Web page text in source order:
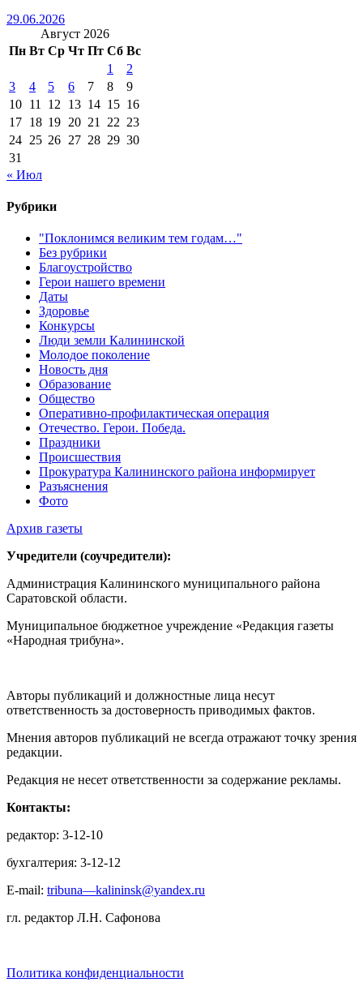
29.06.2026
Август 2026
Пн Вт Ср Чт Пт Сб Вс
1
2
3
4 5 6 7 8
9
10 11 12 13 14 15 16
17 18 19 20 21 22 23
24 25 26 27 28 29 30
31
« Июл
Рубрики
"Поклонимся великим тем годам…"
Без рубрики
Благоустройство
Герои нашего времени
Даты
Здоровье
Конкурсы
Люди земли Калининской
Молодое поколение
Новость дня
Образование
Общество
Оперативно-профилактическая операция
Отечество. Герои. Победа.
Праздники
Происшествия
Прокуратура Калининского района информирует
Разъяснения
Фото
Архив газеты
Учредители (соучредители):
Администрация Калининского муниципального района
Саратовской области.
Муниципальное бюджетное учреждение «Редакция газеты
«Народная трибуна».
Авторы публикаций и должностные лица несут
ответственность за достоверность приводимых фактов.
Мнения авторов публикаций не всегда отражают точку зрения
редакции.
Редакция не несет ответственности за содержание рекламы.
Контакты:
редактор: 3-12-10
бухгалтерия: 3-12-12
E-mail: tribuna—kalininsk@yandex.ru
гл. редактор Л.Н. Сафонова
Политика конфиденциальности